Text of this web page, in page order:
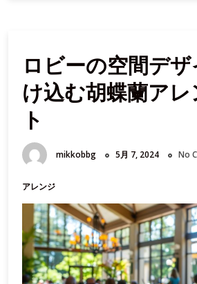
な
日
に
を
活
用
す
る
か
ロビーの空間デ
け込む胡蝶蘭ア
ト
mikkobbg 5月 7, 2024 No
アレンジ